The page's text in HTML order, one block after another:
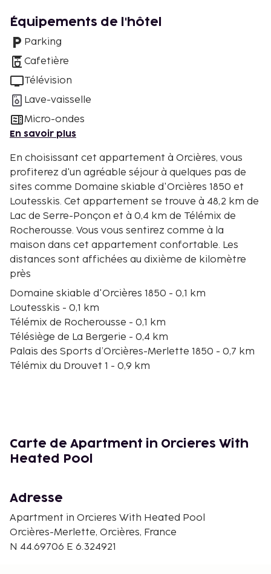
Équipements de l'hôtel
Parking
Cafetière
Télévision
Lave-vaisselle
Micro-ondes
En savoir plus
En choisissant cet appartement à Orcières, vous
profiterez d'un agréable séjour à quelques pas de
sites comme Domaine skiable d'Orcières 1850 et
Loutesskis. Cet appartement se trouve à 48,2 km de
Lac de Serre-Ponçon et à 0,4 km de Télémix de
Rocherousse. Vous vous sentirez comme à la
maison dans cet appartement confortable. Les
distances sont affichées au dixième de kilomètre
près
Domaine skiable d'Orcières 1850 - 0,1 km
Loutesskis - 0,1 km
Télémix de Rocherousse - 0,1 km
Télésiège de La Bergerie - 0,4 km
Palais des Sports d’Orcières-Merlette 1850 - 0,7 km
Télémix du Drouvet 1 - 0,9 km
Karting sur Glace Orcières - 3,9 km
Télésiège des Lacs - 3,9 km
Télésiège Le Gnourou - 4,6 km
Les aéroports les plus proches de l'hébergement
sont :
Grenoble (GNB-Grenoble-Isère) - 161,4 km
Carte de Apartment in Orcieres With
Heated Pool
Adresse
Apartment in Orcieres With Heated Pool
Orcières-Merlette, Orcières, France
N 44.69706 E 6.324921